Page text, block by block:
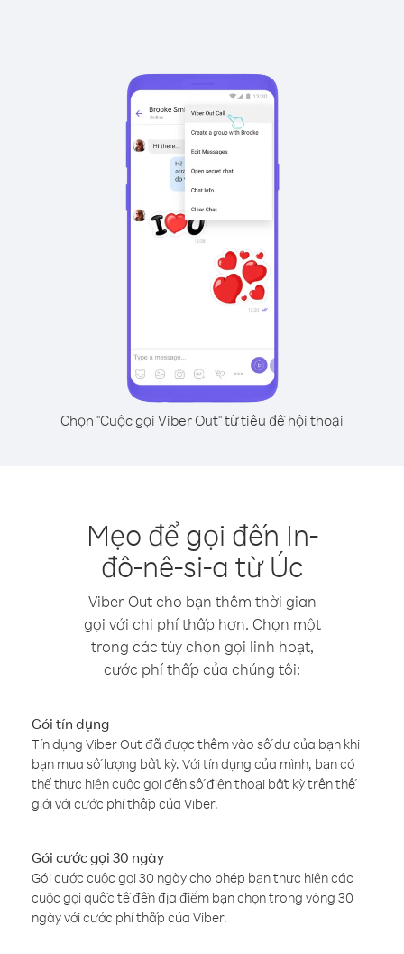
Chọn "Cuộc gọi Viber Out" từ tiêu đề hội thoại
Mẹo để gọi đến In-
đô-nê-si-a từ Úc
Viber Out cho bạn thêm thời gian
gọi với chi phí thấp hơn. Chọn một
trong các tùy chọn gọi linh hoạt,
cước phí thấp của chúng tôi:
Gói tín dụng
Tín dụng Viber Out đã được thêm vào số dư của bạn khi
bạn mua số lượng bất kỳ. Với tín dụng của mình, bạn có
thể thực hiện cuộc gọi đến số điện thoại bất kỳ trên thế
giới với cước phí thấp của Viber.
Gói cước gọi 30 ngày
Gói cước cuộc gọi 30 ngày cho phép bạn thực hiện các
cuộc gọi quốc tế đến địa điểm bạn chọn trong vòng 30
ngày với cước phí thấp của Viber.